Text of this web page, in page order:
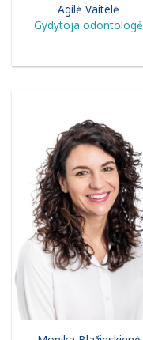
Agilė Vaitelė
Gydytoja odontologė